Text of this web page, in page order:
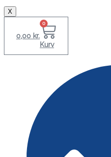
X
0,00 kr.
0
Kurv